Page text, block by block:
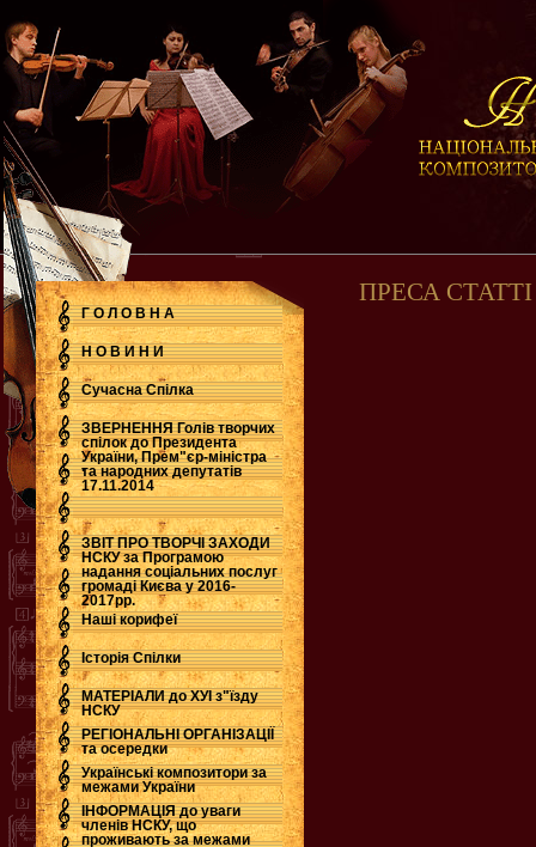
Г О Л О В Н А
Н О В И Н И
Сучасна Cпілка
ЗВЕРНЕННЯ Голів творчих
спілок до Президента
України, Прем"єр-міністра
та народних депутатів
17.11.2014
.
ЗВІТ ПРО ТВОРЧІ ЗАХОДИ
НСКУ за Програмою
надання соціальних послуг
громаді Києва у 2016-
2017рр.
.
Наші корифеї
Історія Спілки
МАТЕРІАЛИ до ХУІ з"їзду
НСКУ
РЕГІОНАЛЬНІ ОРГАНІЗАЦІЇ
та осередки
Українські композитори за
межами України
ІНФОРМАЦІЯ до уваги
членів НСКУ, що
проживають за межами
ПРЕСА СТАТТІ